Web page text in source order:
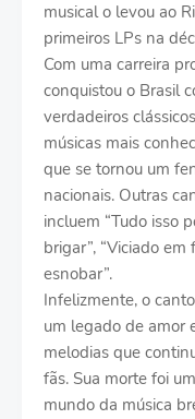
musical o levou ao
primeiros LPs na
Com uma carreira
conquistou o Brasil
verdadeiros
músicas mais
que se tornou um
nacionais. Outras
incluem “Tudo isso
brigar”, “Viciado
esnobar”.
Infelizmente, o
um legado de amor
melodias que
fãs. Sua morte foi
mundo da música